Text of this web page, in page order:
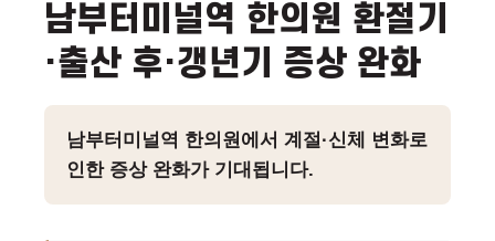
남부터미널역 한의원 환절기
·출산 후·갱년기 증상 완화
남부터미널역 한의원에서 계절·신체 변화로
인한 증상 완화가 기대됩니다.